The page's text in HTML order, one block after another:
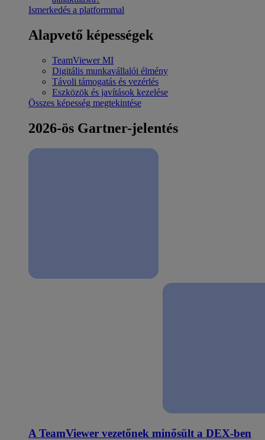
Ismerkedés a platformmal
Alapvető képességek
TeamViewer MI
Digitális munkavállalói élmény
Távoli támogatás és vezérlés
Eszközök és javítások kezelése
Összes képesség megtekintése
2026-ös Gartner-jelentés
A TeamViewer vezetőnek minősült a DEX-ben